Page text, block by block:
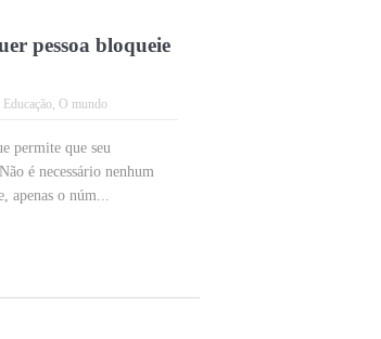
pessoa bloqueie
Educação, O mundo
permite que seu
é necessário nenhum
apenas o núm...